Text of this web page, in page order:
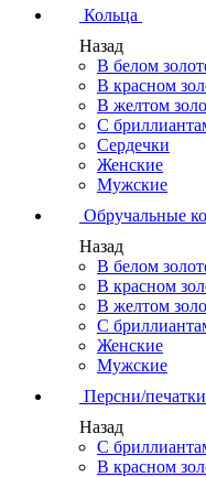
Кольца
Назад
В белом
В красном
В желтом
С
Сердечки
Женские
Мужские
Обручальные
Назад
В белом
В красном
В желтом
С
Женские
Мужские
Персни/печатки
Назад
С
В красном